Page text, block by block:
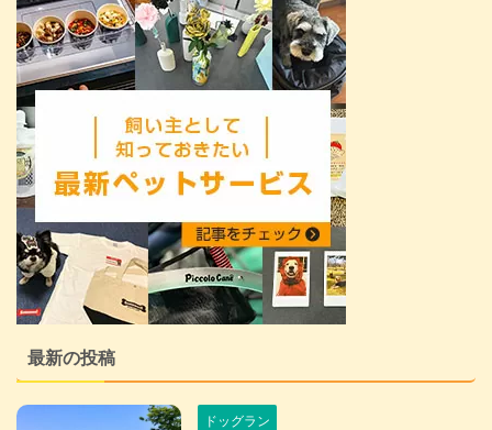
最新の投稿
ドッグラン